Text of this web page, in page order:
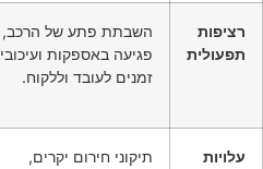
רציפות
תפעולית
השבתת פתע של הרכב,
פגיעה באספקות ועיכובי
זמנים לעובד וללקוח.
עלויות
תיקוני חירום יקרים,